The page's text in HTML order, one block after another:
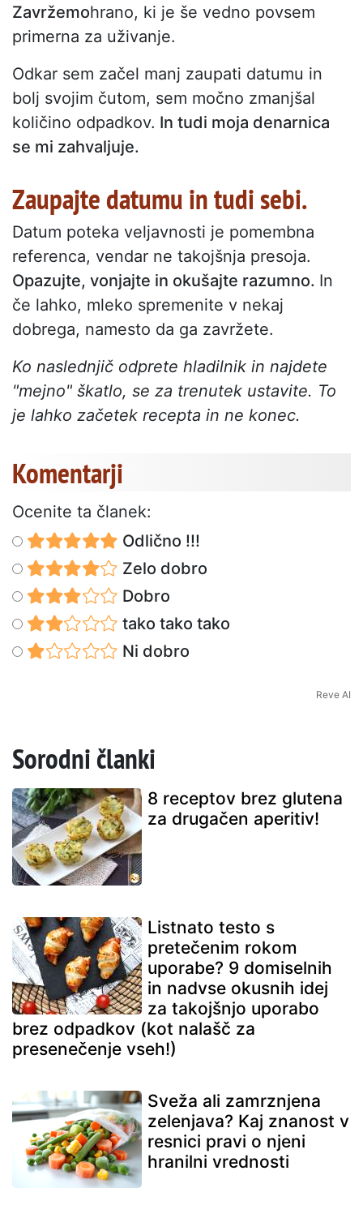
Zavržemohrano, ki je še vedno povsem
primerna za uživanje.
Odkar sem začel manj zaupati datumu in
bolj svojim čutom, sem močno zmanjšal
količino odpadkov. In tudi moja denarnica
se mi zahvaljuje.
Zaupajte datumu in tudi sebi.
Datum poteka veljavnosti je pomembna
referenca, vendar ne takojšnja presoja.
Opazujte, vonjajte in okušajte razumno. In
če lahko, mleko spremenite v nekaj
dobrega, namesto da ga zavržete.
Ko naslednjič odprete hladilnik in najdete
"mejno" škatlo, se za trenutek ustavite. To
je lahko začetek recepta in ne konec.
Komentarji
Ocenite ta članek:
Odlično !!!
Zelo dobro
Dobro
tako tako tako
Ni dobro
Reve AI
Sorodni članki
8 receptov brez glutena
za drugačen aperitiv!
Listnato testo s
pretečenim rokom
uporabe? 9 domiselnih
in nadvse okusnih idej
za takojšnjo uporabo
brez odpadkov (kot nalašč za
presenečenje vseh!)
Sveža ali zamrznjena
zelenjava? Kaj znanost v
resnici pravi o njeni
hranilni vrednosti